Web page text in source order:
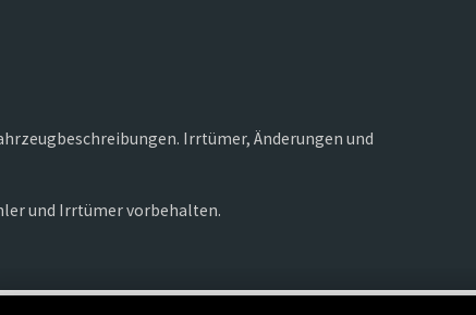
Irrtümer, Änderungen und
und Irrtümer vorbehalten.